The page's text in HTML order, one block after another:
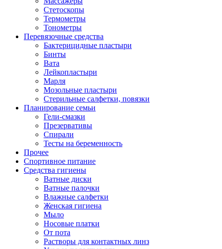
Стетоскопы
Термометры
Тонометры
Перевязочные средства
Бактерицидные пластыри
Бинты
Вата
Лейкопластыри
Марля
Мозольные пластыри
Стерильные салфетки, повязки
Планирование семьи
Гели-смазки
Презервативы
Спирали
Тесты на беременность
Прочее
Спортивное питание
Средства гигиены
Ватные диски
Ватные палочки
Влажные салфетки
Женская гигиена
Мыло
Носовые платки
От пота
Растворы для контактных линз